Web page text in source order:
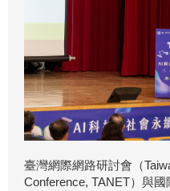
臺灣網際網路研討會（
Conference, TANET）與